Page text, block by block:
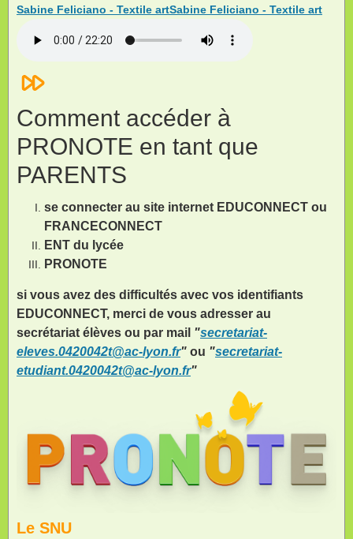
Sabine Feliciano - Textile artSabine Feliciano - Textile art
Comment accéder à
PRONOTE en tant que
PARENTS
se connecter au site internet EDUCONNECT ou
FRANCECONNECT
ENT du lycée
PRONOTE
si vous avez des difficultés avec vos identifiants
EDUCONNECT, merci de vous adresser au
secrétariat élèves ou par mail "secretariat-
eleves.0420042t@ac-lyon.fr" ou "secretariat-
etudiant.0420042t@ac-lyon.fr"
Le SNU